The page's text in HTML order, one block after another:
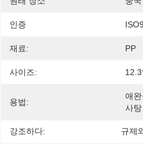
인증
재료: PP
사이즈:
용법:
애
사탕
강조하다: 규제